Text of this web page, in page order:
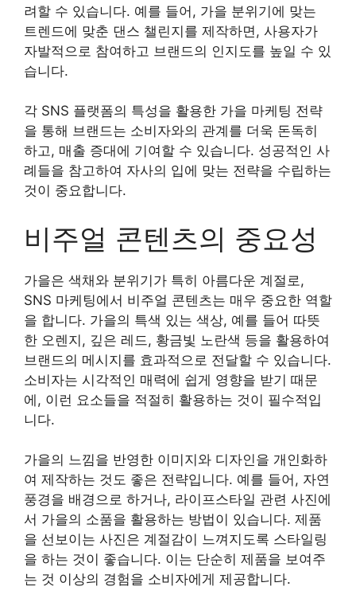
려할 수 있습니다. 예를 들어, 가을 분위기에 맞는
트렌드에 맞춘 댄스 챌린지를 제작하면, 사용자가
자발적으로 참여하고 브랜드의 인지도를 높일 수 있
습니다.
각 SNS 플랫폼의 특성을 활용한 가을 마케팅 전략
을 통해 브랜드는 소비자와의 관계를 더욱 돈독히
하고, 매출 증대에 기여할 수 있습니다. 성공적인 사
례들을 참고하여 자사의 입에 맞는 전략을 수립하는
것이 중요합니다.
비주얼 콘텐츠의 중요성
가을은 색채와 분위기가 특히 아름다운 계절로,
SNS 마케팅에서 비주얼 콘텐츠는 매우 중요한 역할
을 합니다. 가을의 특색 있는 색상, 예를 들어 따뜻
한 오렌지, 깊은 레드, 황금빛 노란색 등을 활용하여
브랜드의 메시지를 효과적으로 전달할 수 있습니다.
소비자는 시각적인 매력에 쉽게 영향을 받기 때문
에, 이런 요소들을 적절히 활용하는 것이 필수적입
니다.
가을의 느낌을 반영한 이미지와 디자인을 개인화하
여 제작하는 것도 좋은 전략입니다. 예를 들어, 자연
풍경을 배경으로 하거나, 라이프스타일 관련 사진에
서 가을의 소품을 활용하는 방법이 있습니다. 제품
을 선보이는 사진은 계절감이 느껴지도록 스타일링
을 하는 것이 좋습니다. 이는 단순히 제품을 보여주
는 것 이상의 경험을 소비자에게 제공합니다.